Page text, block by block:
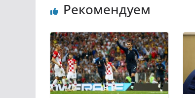
o
l
a
s
s
n
e
r
a
m
Рекомендуем